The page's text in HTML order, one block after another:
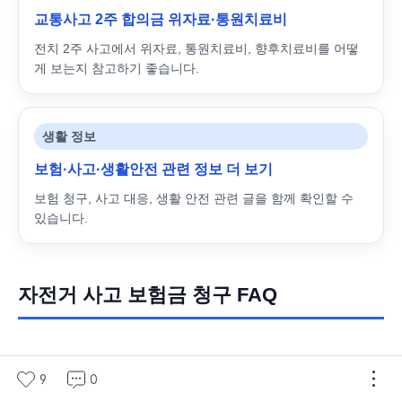
교통사고 2주 합의금 위자료·통원치료비
전치 2주 사고에서 위자료, 통원치료비, 향후치료비를 어떻
게 보는지 참고하기 좋습니다.
생활 정보
보험·사고·생활안전 관련 정보 더 보기
보험 청구, 사고 대응, 생활 안전 관련 글을 함께 확인할 수
있습니다.
자전거 사고 보험금 청구 FAQ
Q. 지자체 자전거보험은 타 지역에서 사고가 나
9 0